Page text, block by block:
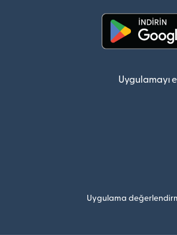
Uygulamayı
Uygulama